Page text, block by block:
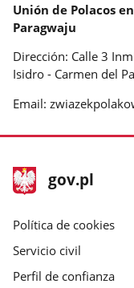
Unión de Polacos
Paragwaju
Dirección: Calle 3
Isidro - Carmen del
Email:
stopka
gov.pl
Página
gov.pl
gov.pl
Política de cookies
Servicio civil
Perfil de confianza